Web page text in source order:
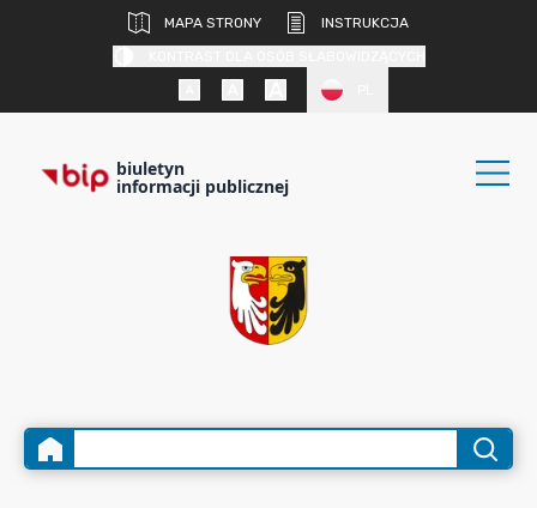
MAPA STRONY
INSTRUKCJA
biuletyn
informacji publicznej